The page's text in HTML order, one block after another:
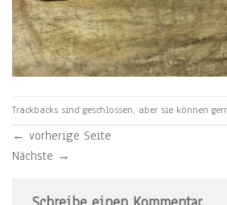
Trackbacks sind geschlossen, aber sie können
← vorherige Seite
Nächste →